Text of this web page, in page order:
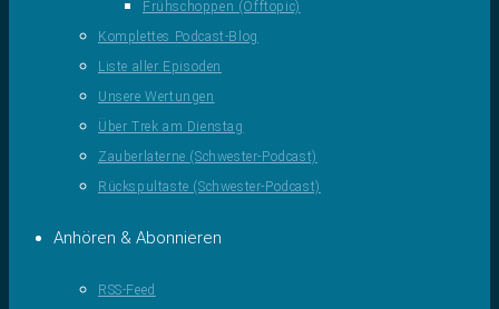
Frühschoppen (Offtopic)
Komplettes Podcast-Blog
Liste aller Episoden
Unsere Wertungen
Über Trek am Dienstag
Zauberlaterne (Schwester-Podcast)
Rückspultaste (Schwester-Podcast)
Anhören & Abonnieren
RSS-Feed